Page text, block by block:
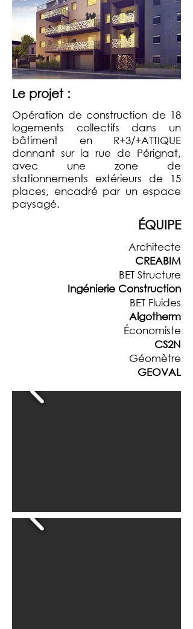
Le projet :
Opération de construction de 18
logements collectifs dans un
bâtiment en R+3/+ATTIQUE
donnant sur la rue de Pérignat,
avec une zone de
stationnements extérieurs de 15
places, encadré par un espace
paysagé.
ÉQUIPE
Architecte
CREABIM
BET Structure
Ingénierie Construction
BET Fluides
Algotherm
Économiste
CS2N
Géomètre
GEOVAL